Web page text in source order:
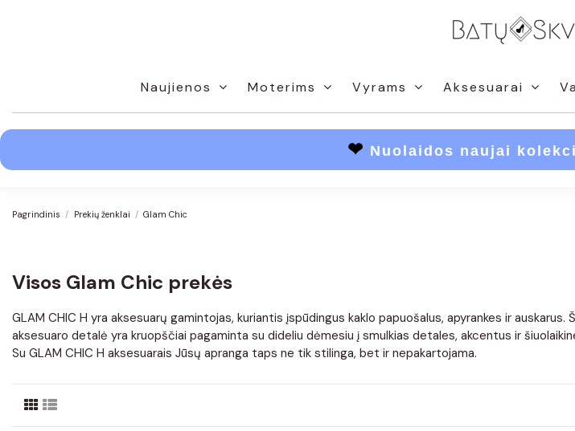
Naujienos Moterims Vyrams Aksesuarai
❤ Nuolaidos naujai
Pagrindinis Prekių ženklai Glam Chic
Visos Glam Chic prekės
GLAM CHIC H yra aksesuarų gamintojas, kuriantis įspūdingus kaklo papuošalus, apyrankes ir
aksesuaro detalė yra kruopščiai pagaminta su dideliu dėmesiu į smulkias detales, akcentus ir
Su GLAM CHIC H aksesuarais Jūsų apranga taps ne tik stilinga, bet ir nepakartojama.